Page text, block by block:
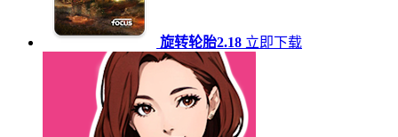
旋转轮胎2.18 立即下载